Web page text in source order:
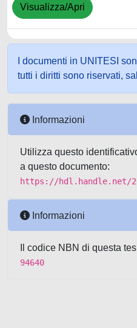
Visualizza/Apri
I documenti in UNITESI
tutti i diritti sono riservati,
Informazioni
Utilizza questo
a questo documento:
https://hdl.handle.net/
Informazioni
Il codice NBN di questa
94640